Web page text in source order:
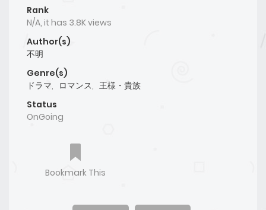
Rank
N/A, it has 3.8K views
Author(s)
不明
Genre(s)
ドラマ, ロマンス, 王様・貴族
Status
OnGoing
Bookmark This